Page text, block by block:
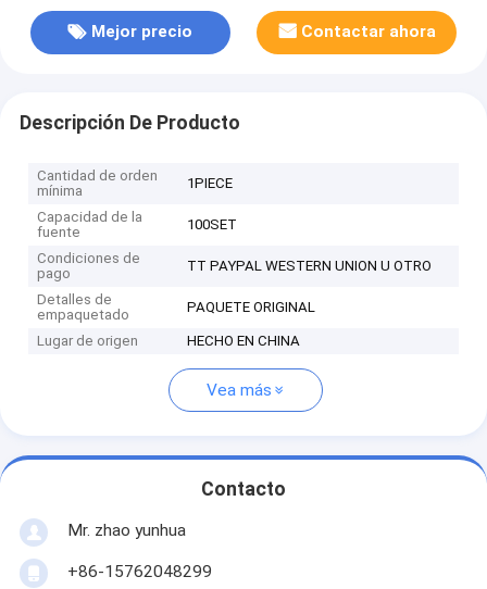
Mejor precio Contactar ahora
Descripción De Producto
Cantidad de orden
mínima
1PIECE
Capacidad de la
fuente
100SET
Condiciones de
pago
TT PAYPAL WESTERN UNION U OTRO
Detalles de
empaquetado
PAQUETE ORIGINAL
Lugar de origen HECHO EN CHINA
Vea más
Contacto
Mr. zhao yunhua
+86-15762048299